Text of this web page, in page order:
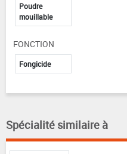
Poudre
mouillable
FONCTION
Fongicide
Spécialité similaire à